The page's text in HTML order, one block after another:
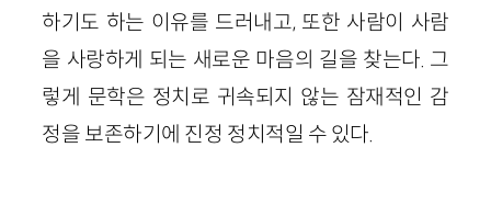
하기도 하는 이유를 드러내고, 또한 사람이 사람
을 사랑하게 되는 새로운 마음의 길을 찾는다. 그
렇게 문학은 정치로 귀속되지 않는 잠재적인 감
정을 보존하기에 진정 정치적일 수 있다.